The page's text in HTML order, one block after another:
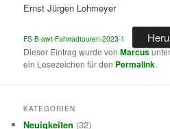
Ernst Jürgen Lohmeyer
FS-B-awt-Fahrradtouren-2023-1
Dieser Eintrag wurde vonMarcus
ein Lesezeichen für den Permalink.
KATEGORIEN
Neuigkeiten (32)